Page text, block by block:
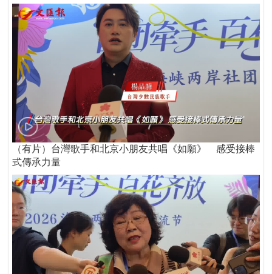
（有片）台灣歌手和北京小朋友共唱《如願》 感受接棒
式傳承力量